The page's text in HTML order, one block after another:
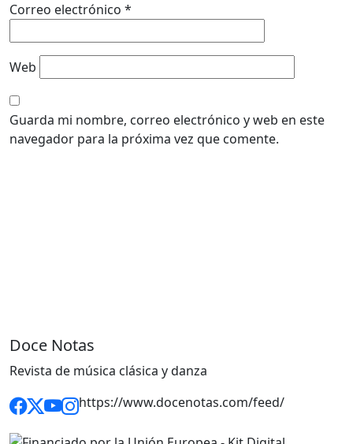
Correo electrónico *
Web
Guarda mi nombre, correo electrónico y web en este
navegador para la próxima vez que comente.
Doce Notas
Revista de música clásica y danza
https://www.docenotas.com/feed/